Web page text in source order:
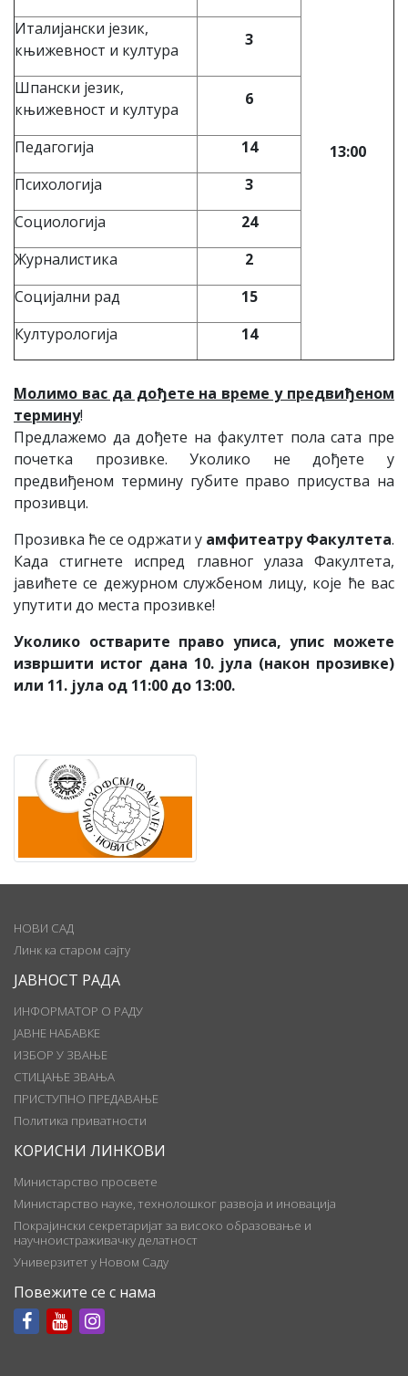
13:00
Италијански језик,
књижевност и култура
3
Шпански језик,
књижевност и култура
6
Педагогија
14
Психологија
3
Социологија
24
Журналистика
2
Социјални рад
15
Културологија
14
Молимо вас да дођете на време у предвиђеном
термину!
Предлажемо да дођете на факултет пола сата пре
почетка прозивке. Уколико не дођете у
предвиђеном термину губите право присуства на
прозивци.
Прозивка ће се одржати у амфитеатру Факултета.
Када стигнете испред главног улаза Факултета,
јавићете се дежурном службеном лицу, којe ће вас
упутити до места прозивке!
Уколико остварите право уписа, упис можете
извршити истог дана 10. јула (након прозивке)
или 11. јула од 11:00 до 13:00.
НОВИ САД
Линк ка старом сајту
ЈАВНОСТ РАДА
ИНФОРМАТОР О РАДУ
ЈАВНЕ НАБАВКЕ
ИЗБОР У ЗВАЊЕ
СТИЦАЊЕ ЗВАЊА
ПРИСТУПНО ПРЕДАВАЊЕ
Политика приватности
КОРИСНИ ЛИНКОВИ
Министарство просвете
Министарство науке, технолошког развоја и иновација
Покрајински секретаријат за високо образовање и
научноистраживачку делатност
Универзитет у Новом Саду
Повежите се с нама